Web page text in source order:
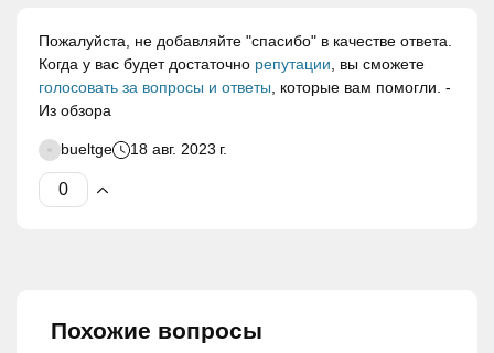
Пожалуйста, не добавляйте "спасибо" в качестве ответа.
Когда у вас будет достаточно репутации , вы сможете
голосовать за вопросы и ответы , которые вам помогли. -
Из обзора
bueltge 18 авг. 2023 г.
Похожие вопросы